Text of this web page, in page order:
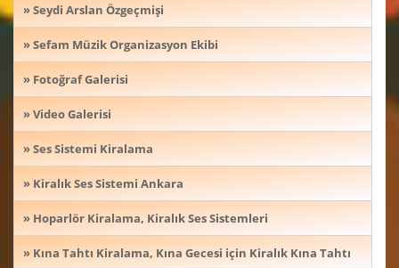
» Seydi Arslan Özgeçmişi
» Sefam Müzik Organizasyon Ekibi
» Fotoğraf Galerisi
» Video Galerisi
» Ses Sistemi Kiralama
» Kiralık Ses Sistemi Ankara
» Hoparlör Kiralama, Kiralık Ses Sistemleri
» Kına Tahtı Kiralama, Kına Gecesi için Kiralık Kına Tahtı